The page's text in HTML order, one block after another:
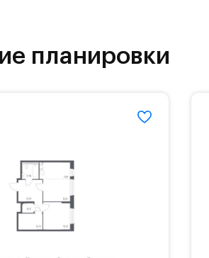
квартала возведут детский
— закрытые
планировки